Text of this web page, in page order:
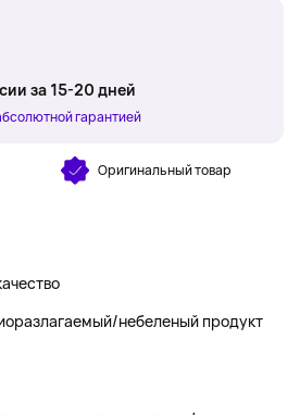
за 15-20 дней
гарантией
Оригинальный товар
небеленый продукт